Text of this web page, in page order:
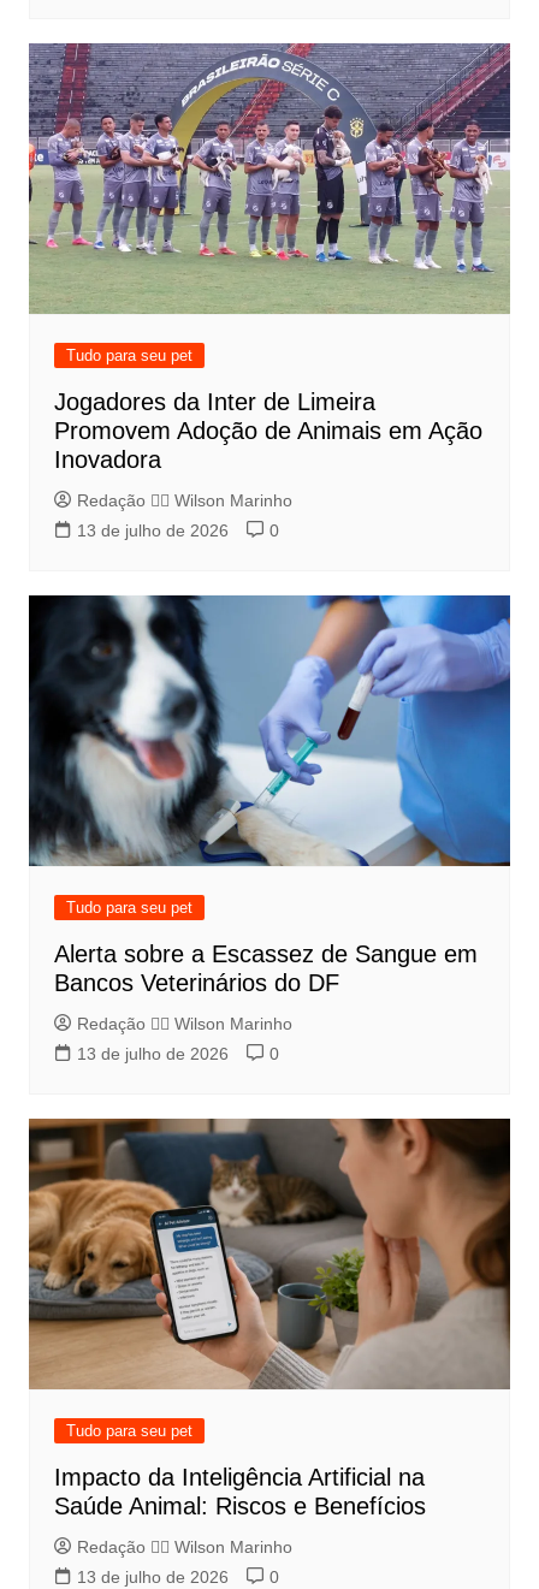
Tudo para seu pet
Jogadores da Inter de Limeira
Promovem Adoção de Animais em Ação
Inovadora
Redação 👨‍⚖️​ Wilson Marinho
13 de julho de 2026
0
Tudo para seu pet
Alerta sobre a Escassez de Sangue em
Bancos Veterinários do DF
Redação 👨‍⚖️​ Wilson Marinho
13 de julho de 2026
0
Tudo para seu pet
Impacto da Inteligência Artificial na
Saúde Animal: Riscos e Benefícios
Redação 👨‍⚖️​ Wilson Marinho
13 de julho de 2026
0